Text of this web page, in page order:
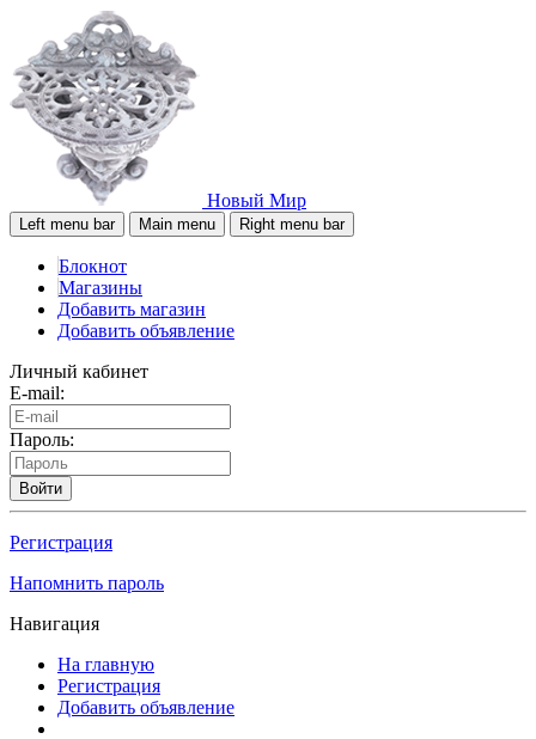
Новый Мир
Left menu bar Main menu Right menu bar
Блокнот
Магазины
Добавить магазин
Добавить объявление
Личный кабинет
E-mail:
Пароль:
Войти
Регистрация
Напомнить пароль
Навигация
На главную
Регистрация
Добавить объявление